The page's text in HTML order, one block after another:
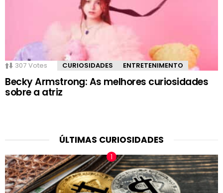
307 Votes CURIOSIDADES ENTRETENIMENTO
Becky Armstrong: As melhores curiosidades
sobre a atriz
ÚLTIMAS CURIOSIDADES